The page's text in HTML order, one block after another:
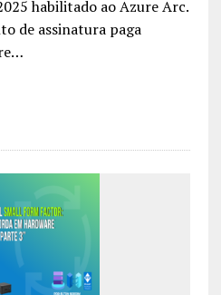
habilitado ao Azure Arc.
de assinatura paga